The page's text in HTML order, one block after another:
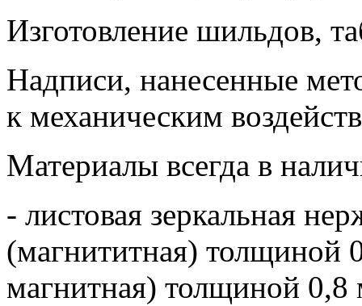
Изготовление шильдов,
Надписи, нанесенные
к механическим
Материалы всегда в
- листовая зеркальная
(магнититная)
магнитная) толщиной